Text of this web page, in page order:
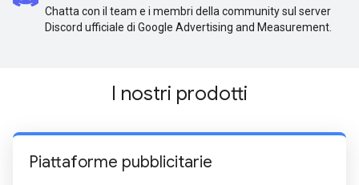
Chatta con il team e i membri della community sul server
Discord ufficiale di Google Advertising and Measurement.
I nostri prodotti
Piattaforme pubblicitarie